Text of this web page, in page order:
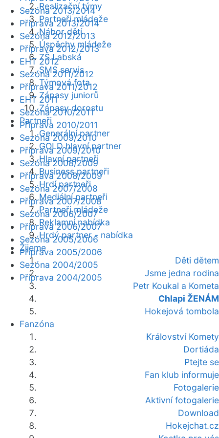
Realizační týmy
Partneři mládeže
Nábor dětí
Úspěchy mládeže
ZŠ Labská
SMS servis
Týmová fota
Zápasy juniorů
Zápasy dorostu
Partneři
Generální partner
GOLD hlavní partner
Hlavní partneři
Business partneři
Hrdí partneři
Mediální partneři
Partneři mládeže
Reklamní nabídka
Hrdý partner - nabídka
Žijeme
Děti dětem
Jsme jedna rodina
Petr Koukal a Kometa
Chlapi ŽENÁM
Hokejová tombola
Fanzóna
Království Komety
Dortiáda
Ptejte se
Fan klub informuje
Fotogalerie
Aktivní fotogalerie
Download
Hokejchat.cz
Sezóna 2013/2014
Příprava 2013/2014
Sezóna 2012/2013
Příprava 2012/2013
EHT 2012
Sezóna 2011/2012
Příprava 2011/2012
EHT 2011
Sezóna 2010/2011
Příprava 2010/2011
Sezóna 2009/2010
Příprava 2009/2010
Sezóna 2008/2009
Příprava 2008/2009
Sezóna 2007/2008
Příprava 2007/2008
Sezóna 2006/2007
Příprava 2006/2007
Sezóna 2005/2006
Příprava 2005/2006
Sezóna 2004/2005
Příprava 2004/2005